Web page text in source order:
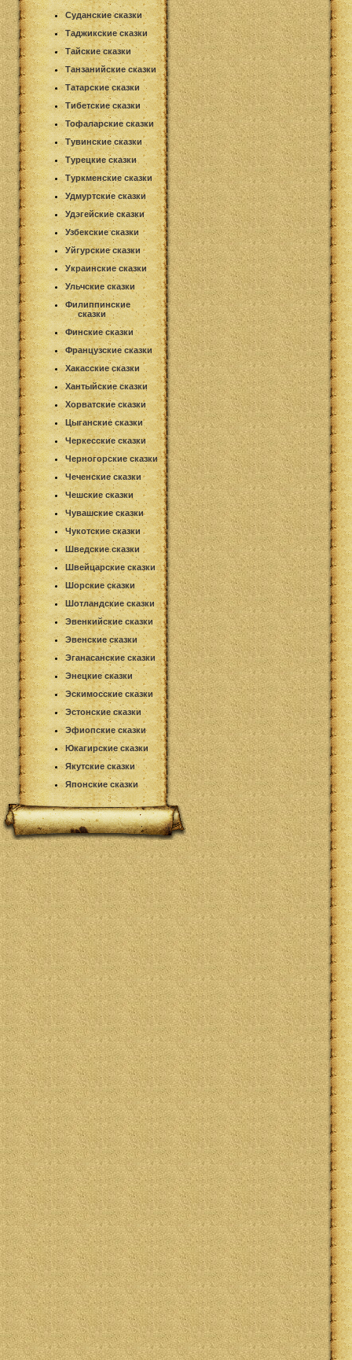
Суданские сказки
Таджикские сказки
Тайские сказки
Танзанийские сказки
Татарские сказки
Тибетские сказки
Тофаларские сказки
Тувинские сказки
Турецкие сказки
Туркменские сказки
Удмуртские сказки
Удэгейские сказки
Узбекские сказки
Уйгурские сказки
Украинские сказки
Ульчские сказки
Филиппинские
сказки
Финские сказки
Французские сказки
Хакасские сказки
Хантыйские сказки
Хорватские сказки
Цыганские сказки
Черкесские сказки
Черногорские сказки
Чеченские сказки
Чешские сказки
Чувашские сказки
Чукотские сказки
Шведские сказки
Швейцарские сказки
Шорские сказки
Шотландские сказки
Эвенкийские сказки
Эвенские сказки
Эганасанские сказки
Энецкие сказки
Эскимосские сказки
Эстонские сказки
Эфиопские сказки
Юкагирские сказки
Якутские сказки
Японские сказки